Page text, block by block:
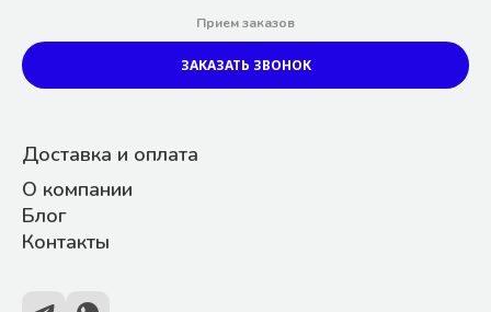
Доставка и оплата
О компании
Блог
Контакты
Прием заказов
ЗАКАЗАТЬ ЗВОНОК